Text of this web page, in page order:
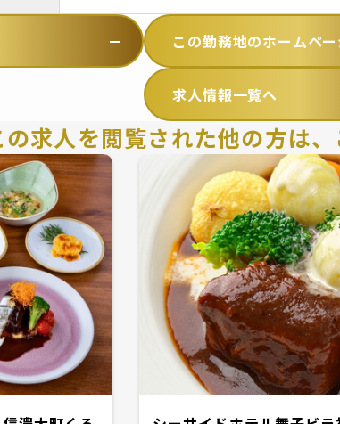
この勤務地のホームペ
求人情報一覧へ
の求人を閲覧された他の方は、